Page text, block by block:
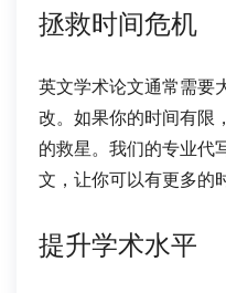
拯救时间危机
英文学术论文通常需要
改。如果你的时间有限
的救星。我们的专业代
文，让你可以有更多的
提升学术水平